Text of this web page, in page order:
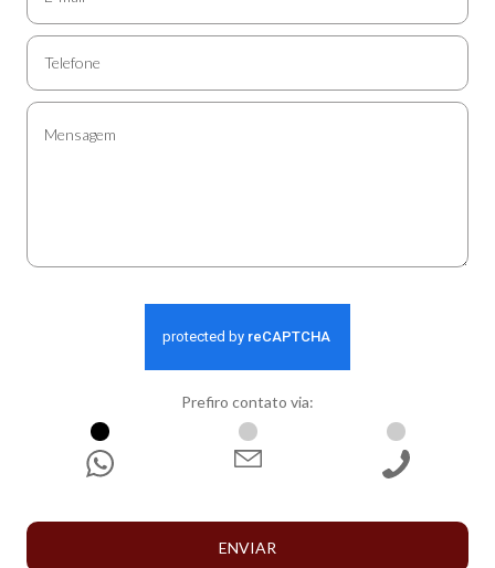
Prefiro contato via:
ENVIAR